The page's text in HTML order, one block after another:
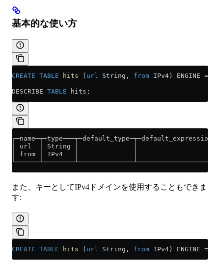
基本的な使い方
CREATE TABLE hits ( url String, from IPv4) ENGINE =
DESCRIBE TABLE hits;
│ url  │ String │              │
│ from │ IPv4   │              │
また、キーとしてIPv4ドメインを使用することもできま
す:
CREATE TABLE hits ( url String, from IPv4) ENGINE =